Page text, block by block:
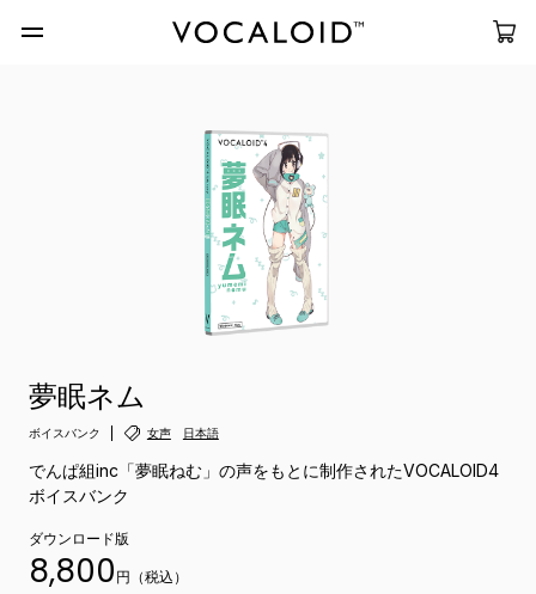
夢眠ネム
ボイスバンク 女声 日本語
でんぱ組inc「夢眠ねむ」の声をもとに制作されたVOCALOID4
ボイスバンク
ダウンロード版
8,800 円（税込）